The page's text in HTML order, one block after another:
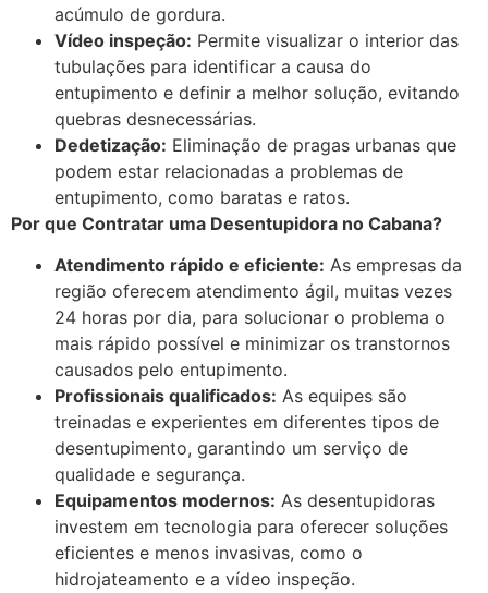
acúmulo de gordura.
Vídeo inspeção: Permite visualizar o interior das
tubulações para identificar a causa do
entupimento e definir a melhor solução, evitando
quebras desnecessárias.
Dedetização: Eliminação de pragas urbanas que
podem estar relacionadas a problemas de
entupimento, como baratas e ratos.
Por que Contratar uma Desentupidora no Cabana?
Atendimento rápido e eficiente: As empresas da
região oferecem atendimento ágil, muitas vezes
24 horas por dia, para solucionar o problema o
mais rápido possível e minimizar os transtornos
causados pelo entupimento.
Profissionais qualificados: As equipes são
treinadas e experientes em diferentes tipos de
desentupimento, garantindo um serviço de
qualidade e segurança.
Equipamentos modernos: As desentupidoras
investem em tecnologia para oferecer soluções
eficientes e menos invasivas, como o
hidrojateamento e a vídeo inspeção.